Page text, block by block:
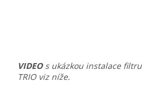
VIDEOs ukázkou instalace filtru
TRIO viz níže.